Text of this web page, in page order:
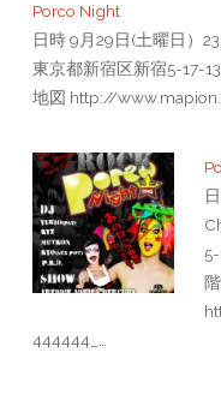
Porco Night
日時 9月29日(土曜日）
東京都新宿区新宿5-17-
地図 http://
444444_…